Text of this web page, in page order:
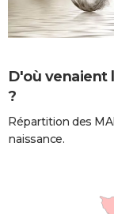
D'où venaient
?
Répartition des
naissance.